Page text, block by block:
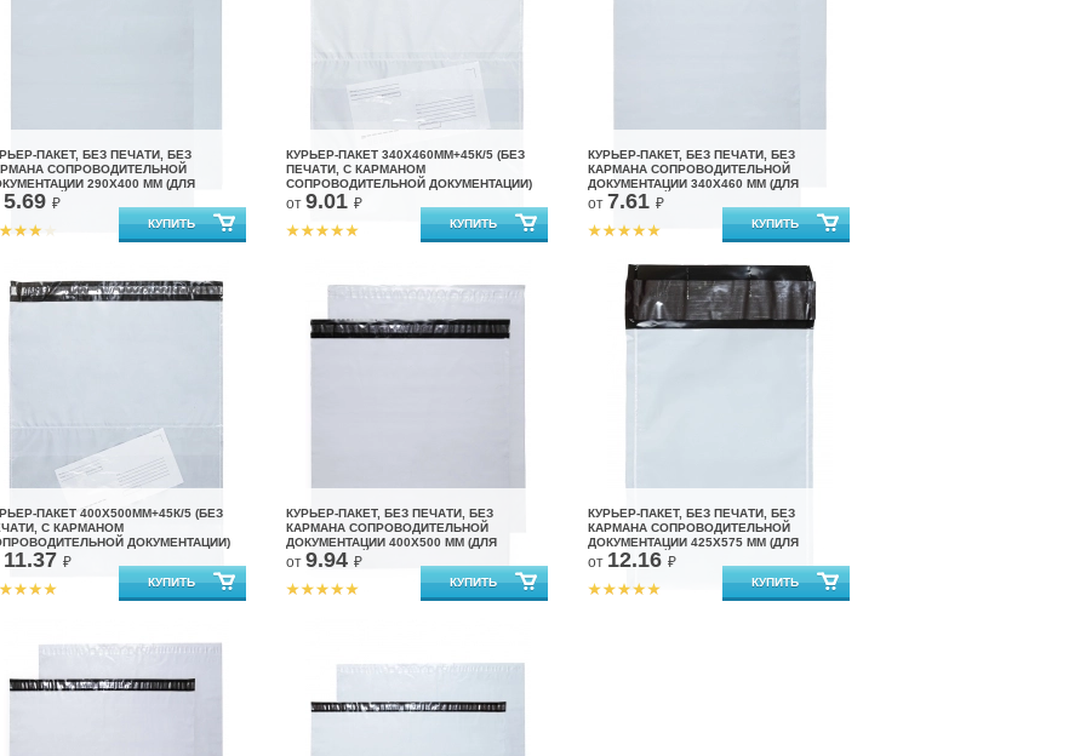
ПАКЕТ, БЕЗ ПЕЧАТИ, БЕЗ
СОПРОВОДИТЕЛЬНОЙ
290Х400 ММ (ДЛЯ
5.69 ₽
КУРЬЕР-ПАКЕТ 340Х460ММ+45К/5 (БЕЗ
ПЕЧАТИ, С КАРМАНОМ
СОПРОВОДИТЕЛЬНОЙ ДОКУМЕНТАЦИИ)
от 9.01 ₽
КУРЬЕР-ПАКЕТ, БЕЗ ПЕЧАТИ, БЕЗ
КАРМАНА СОПРОВОДИТЕЛЬНОЙ
ДОКУМЕНТАЦИИ 340X460 ММ (ДЛЯ
МАРКЕТПЛЕЙСОВ)
от 7.61 ₽
ПАКЕТ 400Х500ММ+45К/5 (БЕЗ
С КАРМАНОМ
ДОКУМЕНТАЦИИ)
11.37 ₽
КУРЬЕР-ПАКЕТ, БЕЗ ПЕЧАТИ, БЕЗ
КАРМАНА СОПРОВОДИТЕЛЬНОЙ
ДОКУМЕНТАЦИИ 400X500 ММ (ДЛЯ
МАРКЕТПЛЕЙСОВ)
от 9.94 ₽
КУРЬЕР-ПАКЕТ, БЕЗ ПЕЧАТИ, БЕЗ
КАРМАНА СОПРОВОДИТЕЛЬНОЙ
ДОКУМЕНТАЦИИ 425X575 ММ (ДЛЯ
МАРКЕТПЛЕЙСОВ)
от 12.16 ₽